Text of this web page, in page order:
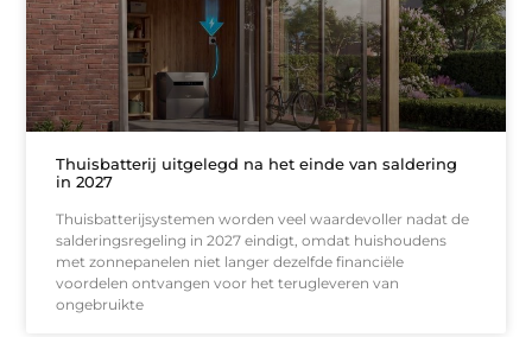
Thuisbatterij uitgelegd na het einde van saldering
in 2027
Thuisbatterijsystemen worden veel waardevoller nadat de
salderingsregeling in 2027 eindigt, omdat huishoudens
met zonnepanelen niet langer dezelfde financiële
voordelen ontvangen voor het terugleveren van
ongebruikte